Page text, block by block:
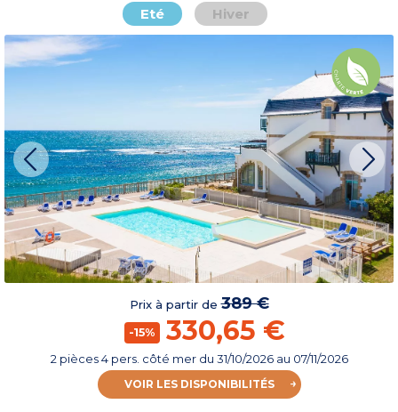
Eté Hiver
Prix à partir de389 €
-15% 330,65 €
2 pièces 4 pers. côté mer du 31/10/2026au 07/11/2026
VOIR LES DISPONIBILITÉS